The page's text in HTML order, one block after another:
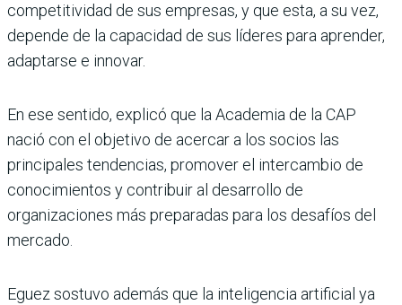
competitividad de sus empresas, y que esta, a su vez,
depende de la capacidad de sus líderes para aprender,
adaptarse e innovar.
En ese sentido, explicó que la Academia de la CAP
nació con el objetivo de acercar a los socios las
principales tendencias, promover el intercambio de
conocimientos y contribuir al desarrollo de
organizaciones más preparadas para los desafíos del
mercado.
Eguez sostuvo además que la inteligencia artificial ya